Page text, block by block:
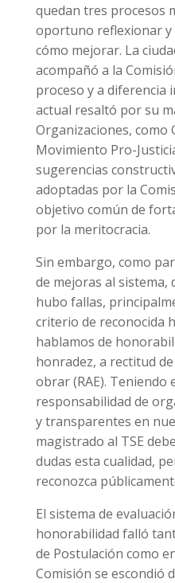
quedan tres procesos
oportuno reflexionar y
cómo mejorar. La
acompañó a la
proceso y a diferencia
actual resaltó por su
Organizaciones, como
Movimiento Pro-
sugerencias
adoptadas por la
objetivo común de
por la meritocracia.
Sin embargo, como
de mejoras al sistema,
hubo fallas,
criterio de reconocida
hablamos de
honradez, a rectitud
obrar (RAE). Teniendo
responsabilidad de
y transparentes en
magistrado al TSE
dudas esta cualidad,
reconozca
El sistema de
honorabilidad falló
de Postulación como
Comisión se escondió